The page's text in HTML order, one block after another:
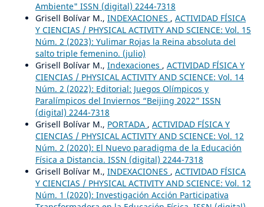
Ambiente" ISSN (digital) 2244-7318
Grisell Bolívar M., INDEXACIONES , ACTIVIDAD FÍSICA
Y CIENCIAS / PHYSICAL ACTIVITY AND SCIENCE: Vol. 15
Núm. 2 (2023): Yulimar Rojas la Reina absoluta del
salto triple femenino. (julio)
Grisell Bolívar M., Indexaciones , ACTIVIDAD FÍSICA Y
CIENCIAS / PHYSICAL ACTIVITY AND SCIENCE: Vol. 14
Núm. 2 (2022): Editorial: Juegos Olímpicos y
Paralímpicos del Inviernos “Beijing 2022” ISSN
(digital) 2244-7318
Grisell Bolívar M., PORTADA , ACTIVIDAD FÍSICA Y
CIENCIAS / PHYSICAL ACTIVITY AND SCIENCE: Vol. 12
Núm. 2 (2020): El Nuevo paradigma de la Educación
Física a Distancia. ISSN (digital) 2244-7318
Grisell Bolívar M., INDEXACIONES , ACTIVIDAD FÍSICA
Y CIENCIAS / PHYSICAL ACTIVITY AND SCIENCE: Vol. 12
Núm. 1 (2020): Investigación Acción Participativa